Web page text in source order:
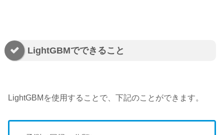
LightGBMでできること
LightGBMを使用することで、下記のことができます。